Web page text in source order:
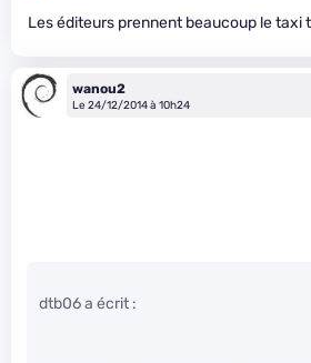
Les éditeurs prennent beaucoup le taxi
wanou2
Le 24/12/2014 à 10h24
dtb06 a écrit :